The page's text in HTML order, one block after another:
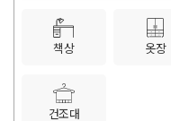
책상 옷장
건조대